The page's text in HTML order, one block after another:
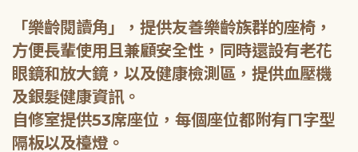
「樂齡閱讀角」，提供友善樂齡族群的座椅，
方便長輩使用且兼顧安全性，同時還設有老花
眼鏡和放大鏡，以及健康檢測區，提供血壓機
及銀髮健康資訊。
自修室提供53席座位，每個座位都附有ㄇ字型